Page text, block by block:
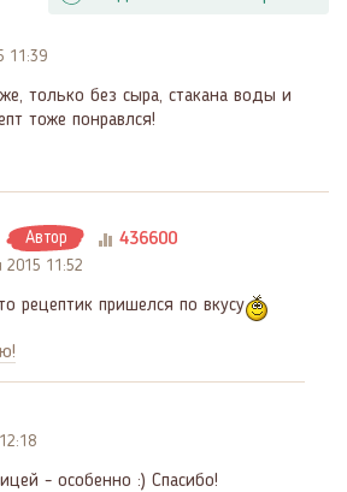
11:39
только без сыра, стакана воды и
тоже понравлся!
Автор 436600
2015 11:52
рецептик пришелся по вкусу
- особенно :) Спасибо!